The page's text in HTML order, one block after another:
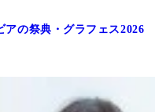
の祭典・グラフェス2026